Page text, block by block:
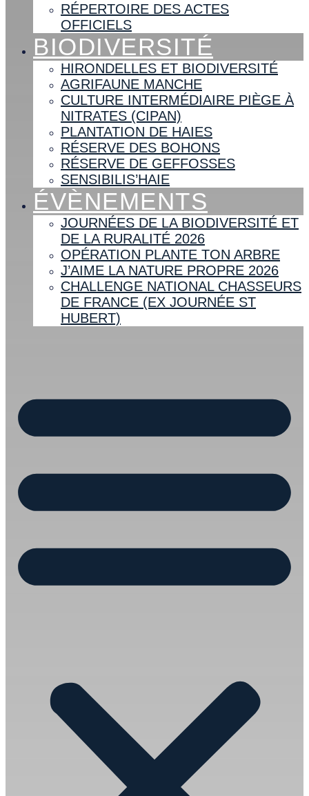
RÉPERTOIRE DES ACTES
OFFICIELS
BIODIVERSITÉ
HIRONDELLES ET BIODIVERSITÉ
AGRIFAUNE MANCHE
CULTURE INTERMÉDIAIRE PIÈGE À
NITRATES (CIPAN)
PLANTATION DE HAIES
RÉSERVE DES BOHONS
RÉSERVE DE GEFFOSSES
SENSIBILIS’HAIE
ÉVÈNEMENTS
JOURNÉES DE LA BIODIVERSITÉ ET
DE LA RURALITÉ 2026
OPÉRATION PLANTE TON ARBRE
J’AIME LA NATURE PROPRE 2026
CHALLENGE NATIONAL CHASSEURS
DE FRANCE (EX JOURNÉE ST
HUBERT)